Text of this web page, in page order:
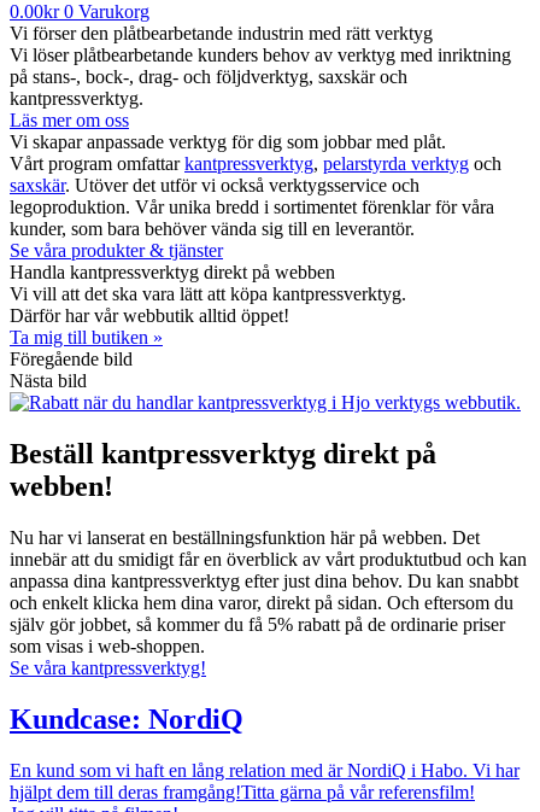
0.00kr 0 Varukorg
Vi förser den plåtbearbetande industrin med rätt verktyg
Vi löser plåtbearbetande kunders behov av verktyg med inriktning
på stans-, bock-, drag- och följdverktyg, saxskär och
kantpressverktyg.
Läs mer om oss
Vi skapar anpassade verktyg för dig som jobbar med plåt.
Vårt program omfattarkantpressverktyg, pelarstyrda verktyg och
saxskär. Utöver det utför vi också verktygsservice och
legoproduktion. Vår unika bredd i sortimentet förenklar för våra
kunder, som bara behöver vända sig till en leverantör.
Se våra produkter & tjänster
Handla kantpressverktyg direkt på webben
Vi vill att det ska vara lätt att köpa kantpressverktyg.
Därför har vår webbutik alltid öppet!
Ta mig till butiken »
Föregående bild
Nästa bild
Beställ kantpressverktyg direkt på
webben!
Nu har vi lanserat en beställningsfunktion här på webben. Det
innebär att du smidigt får en överblick av vårt produktutbud och kan
anpassa dina kantpressverktyg efter just dina behov. Du kan snabbt
och enkelt klicka hem dina varor, direkt på sidan. Och eftersom du
själv gör jobbet, så kommer du få 5% rabatt på de ordinarie priser
som visas i web-shoppen.
Se våra kantpressverktyg!
Kundcase: NordiQ
En kund som vi haft en lång relation med är NordiQ i Habo. Vi har
hjälpt dem till deras framgång!Titta gärna på vår referensfilm!